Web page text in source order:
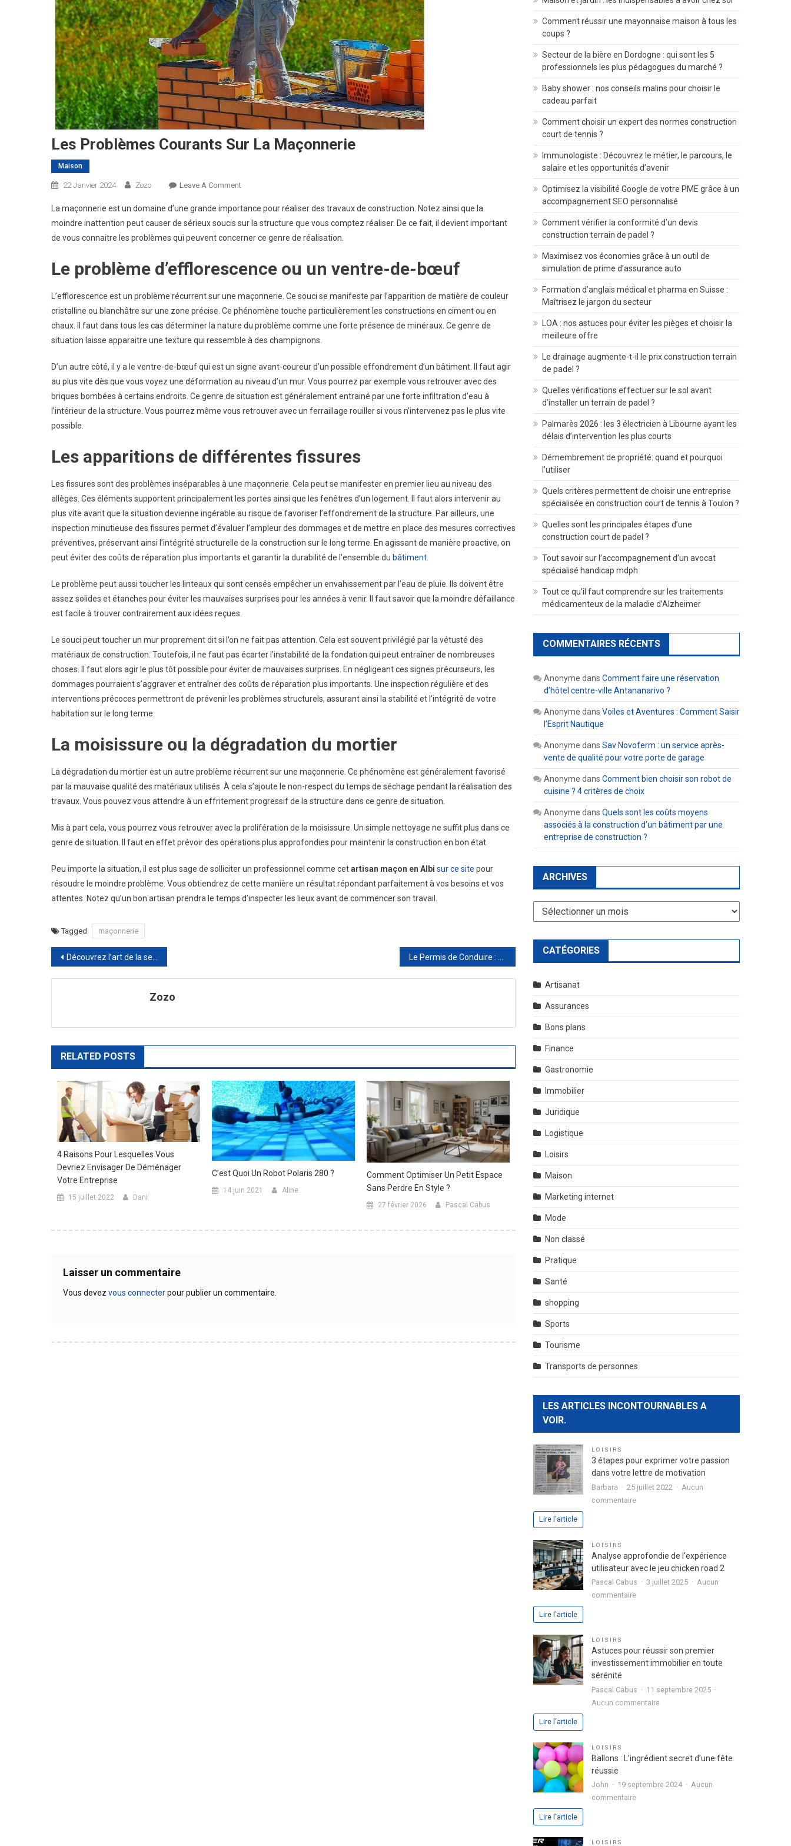
Les Problèmes Courants Sur La Maçonnerie
Maison
22 Janvier 2024 Zozo Leave A CommentOn
Problèmes
Courants
Sur
Maçonnerie
La maçonnerie est un domaine d’une grande importance pour réaliser des travaux de construction. Notez ainsi que la
moindre inattention peut causer de sérieux soucis sur la structure que vous comptez réaliser. De ce fait, il devient important
de vous connaitre les problèmes qui peuvent concerner ce genre de réalisation.
Le problème d’efflorescence ou un ventre-de-bœuf
L’efflorescence est un problème récurrent sur une maçonnerie. Ce souci se manifeste par l’apparition de matière de couleur
cristalline ou blanchâtre sur une zone précise. Ce phénomène touche particulièrement les constructions en ciment ou en
chaux. Il faut dans tous les cas déterminer la nature du problème comme une forte présence de minéraux. Ce genre de
situation laisse apparaitre une texture qui ressemble à des champignons.
D’un autre côté, il y a le ventre-de-bœuf qui est un signe avant-coureur d’un possible effondrement d’un bâtiment. Il faut agir
au plus vite dès que vous voyez une déformation au niveau d’un mur. Vous pourrez par exemple vous retrouver avec des
briques bombées à certains endroits. Ce genre de situation est généralement entrainé par une forte infiltration d’eau à
l’intérieur de la structure. Vous pourrez même vous retrouver avec un ferraillage rouiller si vous n’intervenez pas le plus vite
possible.
Les apparitions de différentes fissures
Les fissures sont des problèmes inséparables à une maçonnerie. Cela peut se manifester en premier lieu au niveau des
allèges. Ces éléments supportent principalement les portes ainsi que les fenêtres d’un logement. Il faut alors intervenir au
plus vite avant que la situation devienne ingérable au risque de favoriser l’effondrement de la structure. Par ailleurs, une
inspection minutieuse des fissures permet d’évaluer l’ampleur des dommages et de mettre en place des mesures correctives
préventives, préservant ainsi l’intégrité structurelle de la construction sur le long terme. En agissant de manière proactive, on
peut éviter des coûts de réparation plus importants et garantir la durabilité de l’ensemble du bâtiment
Le problème peut aussi toucher les linteaux qui sont censés empêcher un envahissement par l’eau de pluie. Ils doivent être
assez solides et étanches pour éviter les mauvaises surprises pour les années à venir. Il faut savoir que la moindre défaillance
est facile à trouver contrairement aux idées reçues.
Le souci peut toucher un mur proprement dit si l’on ne fait pas attention. Cela est souvent privilégié par la vétusté des
matériaux de construction. Toutefois, il ne faut pas écarter l’instabilité de la fondation qui peut entraîner de nombreuses
choses. Il faut alors agir le plus tôt possible pour éviter de mauvaises surprises. En négligeant ces signes précurseurs, les
dommages pourraient s’aggraver et entraîner des coûts de réparation plus importants. Une inspection régulière et des
interventions précoces permettront de prévenir les problèmes structurels, assurant ainsi la stabilité et l’intégrité de votre
habitation sur le long terme.
La moisissure ou la dégradation du mortier
La dégradation du mortier est un autre problème récurrent sur une maçonnerie. Ce phénomène est généralement favorisé
par la mauvaise qualité des matériaux utilisés. À cela s’ajoute le non-respect du temps de séchage pendant la réalisation des
travaux. Vous pouvez vous attendre à un effritement progressif de la structure dans ce genre de situation.
Mis à part cela, vous pourrez vous retrouver avec la prolifération de la moisissure. Un simple nettoyage ne suffit plus dans ce
genre de situation. Il faut en effet prévoir des opérations plus approfondies pour maintenir la construction en bon état.
Peu importe la situation, il est plus sage de solliciter un professionnel comme cetartisan maçon en Albi sur ce site pour
résoudre le moindre problème. Vous obtiendrez de cette manière un résultat répondant parfaitement à vos besoins et vos
attentes. Notez qu’un bon artisan prendra le temps d’inspecter les lieux avant de commencer son travail.
Tagged maçonnerie
Navigation
de
Découvrez l’art de la serrurerie avec les outils Lishi : Innovation et efficacité
Zozo
RELATED POSTS
4 Raisons Pour Lesquelles Vous
Devriez Envisager De Déménager
Votre Entreprise
15 juillet 2022 Dani
C’est Quoi Un Robot Polaris 280 ?
14 juin 2021 Aline
Comment Optimiser Un Petit Espace
Sans Perdre En Style ?
27 février 2026 Pascal Cabus
Laisser un commentaire
Vous devez vous connecterpour publier un commentaire.
Comment réussir une mayonnaise maison à tous les
coups ?
Secteur de la bière en Dordogne : qui sont les 5
professionnels les plus pédagogues du marché ?
Baby shower : nos conseils malins pour choisir le
cadeau parfait
Comment choisir un expert des normes construction
court de tennis ?
Immunologiste : Découvrez le métier, le parcours, le
salaire et les opportunités d’avenir
Optimisez la visibilité Google de votre PME grâce à un
accompagnement SEO personnalisé
Comment vérifier la conformité d’un devis
construction terrain de padel ?
Maximisez vos économies grâce à un outil de
simulation de prime d’assurance auto
Formation d’anglais médical et pharma en Suisse :
Maîtrisez le jargon du secteur
LOA : nos astuces pour éviter les pièges et choisir la
meilleure offre
Le drainage augmente-t-il le prix construction terrain
de padel ?
Quelles vérifications effectuer sur le sol avant
d’installer un terrain de padel ?
Palmarès 2026 : les 3 électricien à Libourne ayant les
délais d’intervention les plus courts
Démembrement de propriété: quand et pourquoi
l’utiliser
Quels critères permettent de choisir une entreprise
spécialisée en construction court de tennis à Toulon ?
Quelles sont les principales étapes d’une
construction court de padel ?
Tout savoir sur l’accompagnement d’un avocat
spécialisé handicap mdph
Tout ce qu’il faut comprendre sur les traitements
médicamenteux de la maladie d’Alzheimer
COMMENTAIRES RÉCENTS
Anonyme dans Comment faire une réservation
d’hôtel centre-ville Antananarivo ?
Anonyme dans Voiles et Aventures : Comment Saisir
l’Esprit Nautique
Anonyme dans Sav Novoferm : un service après-
vente de qualité pour votre porte de garage
Anonyme dans Comment bien choisir son robot de
cuisine ? 4 critères de choix
Anonyme dans Quels sont les coûts moyens
associés à la construction d’un bâtiment par une
entreprise de construction ?
ARCHIVES
Archives
CATÉGORIES
Artisanat
Assurances
Bons plans
Finance
Gastronomie
Immobilier
Juridique
Logistique
Loisirs
Maison
Marketing internet
Mode
Non classé
Pratique
Santé
shopping
Sports
Tourisme
Transports de personnes
LES ARTICLES INCONTOURNABLES A
VOIR.
LOISIRS
3 étapes pour exprimer votre passion
dans votre lettre de motivation
Barbara 25 juillet 2022
Aucun
commentairesur
exprimer
votre
passion
Lire l'article
LOISIRS
Analyse approfondie de l’expérience
utilisateur avec le jeu chicken road 2
Pascal Cabus 3 juillet 2025
Aucun
commentairesur
l’expérience
utilisateur
Lire l'article
LOISIRS
Astuces pour réussir son premier
investissement immobilier en toute
sérénité
Pascal Cabus
11 septembre 2025
Aucun commentairesur
son
Lire l'article
LOISIRS
Ballons : L’ingrédient secret d’une fête
réussie
John 19 septembre 2024
Aucun
commentairesur
Lire l'article
LOISIRS